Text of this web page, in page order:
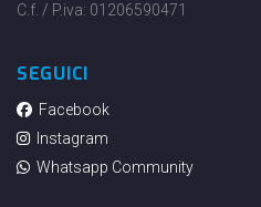
C.f. / P.iva: 01206590471
SEGUICI
Facebook
Instagram
Whatsapp Community